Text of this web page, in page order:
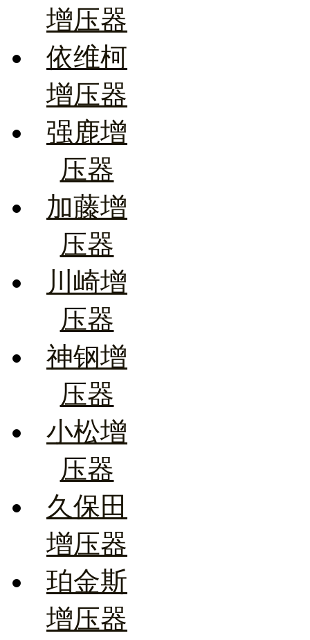
增压器
依维柯
增压器
强鹿增
压器
加藤增
压器
川崎增
压器
神钢增
压器
小松增
压器
久保田
增压器
珀金斯
增压器